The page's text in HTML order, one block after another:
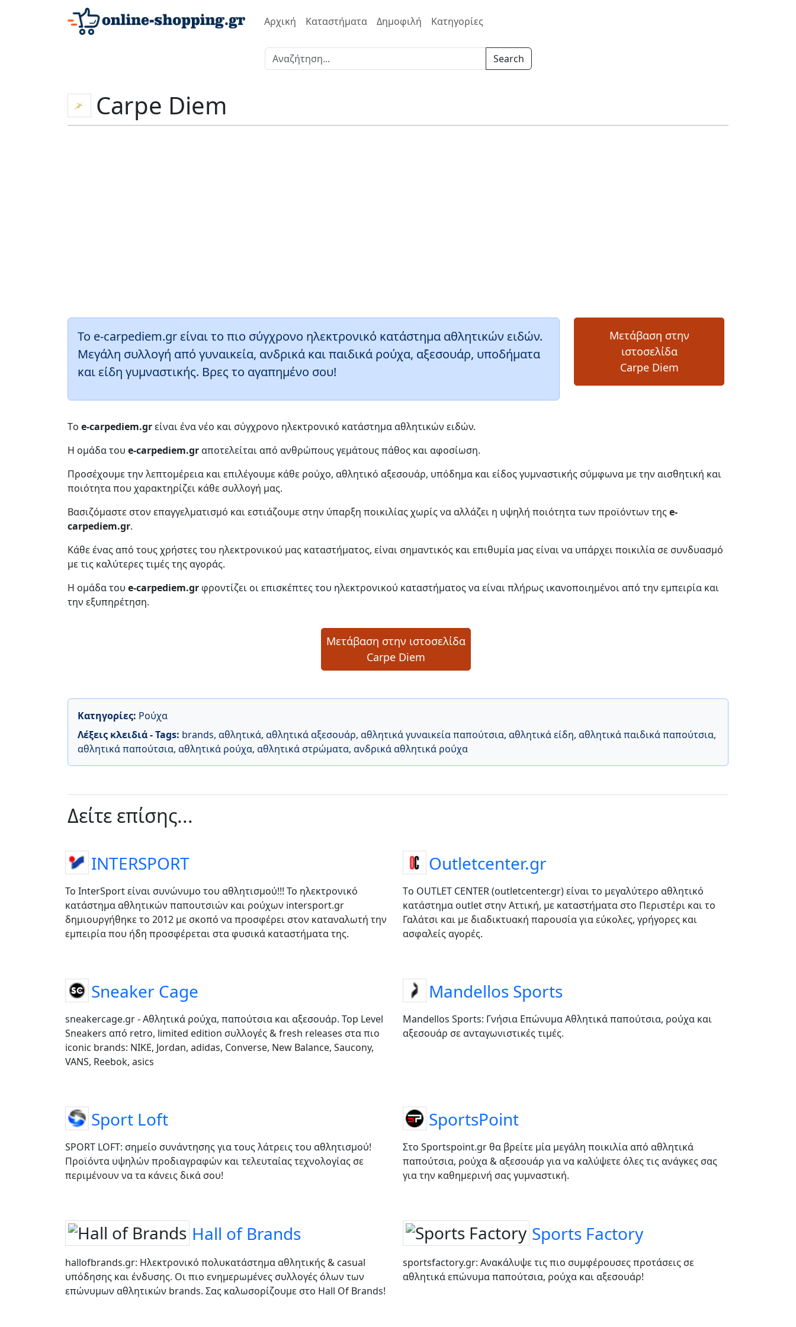
Αρχική Καταστήματα Δημοφιλή Κατηγορίες
Search
Carpe Diem
Το e-carpediem.gr είναι το πιο σύγχρονο ηλεκτρονικό κατάστημα αθλητικών ειδών.
Μεγάλη συλλογή από γυναικεία, ανδρικά και παιδικά ρούχα, αξεσουάρ, υποδήματα
και είδη γυμναστικής. Βρες το αγαπημένο σου!
Μετάβαση στην
ιστοσελίδα
Carpe Diem
Τo e-carpediem.grείναι ένα νέο και σύγχρονο ηλεκτρονικό κατάστημα αθλητικών ειδών.
Η ομάδα του e-carpediem.grαποτελείται από ανθρώπους γεμάτους πάθος και αφοσίωση.
Προσέχουμε την λεπτομέρεια και επιλέγουμε κάθε ρούχο, αθλητικό αξεσουάρ, υπόδημα και είδος γυμναστικής σύμφωνα με την αισθητική και
ποιότητα που χαρακτηρίζει κάθε συλλογή μας.
Βασιζόμαστε στον επαγγελματισμό και εστιάζουμε στην ύπαρξη ποικιλίας χωρίς να αλλάζει η υψηλή ποιότητα των προϊόντων τηςe-
carpediem.gr.
Κάθε ένας από τους χρήστες του ηλεκτρονικού μας καταστήματος, είναι σημαντικός και επιθυμία μας είναι να υπάρχει ποικιλία σε συνδυασμό
με τις καλύτερες τιμές της αγοράς.
Η ομάδα του e-carpediem.gr φροντίζει οι επισκέπτες του ηλεκτρονικού καταστήματος να είναι πλήρως ικανοποιημένοι από την εμπειρία και
την εξυπηρέτηση.
Μετάβαση στην ιστοσελίδα
Carpe Diem
Κατηγορίες: Ρούχα
Λέξεις κλειδιά - Tags: brands, αθλητικά, αθλητικά αξεσουάρ, αθλητικά γυναικεία παπούτσια, αθλητικά είδη, αθλητικά παιδικά παπούτσια,
αθλητικά παπούτσια, αθλητικά ρούχα, αθλητικά στρώματα, ανδρικά αθλητικά ρούχα
Δείτε επίσης...
INTERSPORT
Το InterSport είναι συνώνυμο του αθλητισμού!!! Το ηλεκτρονικό
κατάστημα αθλητικών παπουτσιών και ρούχων intersport.gr
δημιουργήθηκε το 2012 με σκοπό να προσφέρει στον καταναλωτή την
εμπειρία που ήδη προσφέρεται στα φυσικά καταστήματα της.
Outletcenter.gr
Tο OUTLET CENTER (outletcenter.gr) είναι το μεγαλύτερο αθλητικό
κατάστημα outlet στην Αττική, με καταστήματα στο Περιστέρι και το
Γαλάτσι και με διαδικτυακή παρουσία για εύκολες, γρήγορες και
ασφαλείς αγορές.
Sneaker Cage
sneakercage.gr - Αθλητικά ρούχα, παπούτσια και αξεσουάρ. Top Level
Sneakers από retro, limited edition συλλογές & fresh releases στα πιο
iconic brands: NIKE, Jordan, adidas, Converse, New Balance, Saucony,
VANS, Reebok, asics
Mandellos Sports
Mandellos Sports: Γνήσια Επώνυμα Αθλητικά παπούτσια, ρούχα και
αξεσουάρ σε ανταγωνιστικές τιμές.
Sport Loft
SPORT LOFT: σημείο συνάντησης για τους λάτρεις του αθλητισμού!
Προϊόντα υψηλών προδιαγραφών και τελευταίας τεχνολογίας σε
περιμένουν να τα κάνεις δικά σου!
SportsPoint
Στο Sportspoint.gr θα βρείτε μία μεγάλη ποικιλία από αθλητικά
παπούτσια, ρούχα & αξεσουάρ για να καλύψετε όλες τις ανάγκες σας
για την καθημερινή σας γυμναστική.
Hall of Brands
hallofbrands.gr: Ηλεκτρονικό πολυκατάστημα αθλητικής & casual
υπόδησης και ένδυσης. Οι πιο ενημερωμένες συλλογές όλων των
επώνυμων αθλητικών brands. Σας καλωσορίζουμε στο Hall Of Brands!
Sports Factory
sportsfactory.gr: Ανακάλυψε τις πιο συμφέρουσες προτάσεις σε
αθλητικά επώνυμα παπούτσια, ρούχα και αξεσουάρ!